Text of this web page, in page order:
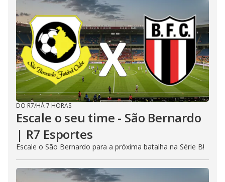
DO R7/HÁ 7 HORAS
Escale o seu time - São Bernardo
| R7 Esportes
Escale o São Bernardo para a próxima batalha na Série B!